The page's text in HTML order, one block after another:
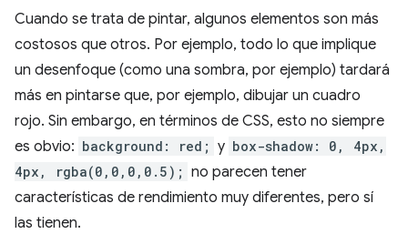
Cuando se trata de pintar, algunos elementos son más
costosos que otros. Por ejemplo, todo lo que implique
un desenfoque (como una sombra, por ejemplo) tardará
más en pintarse que, por ejemplo, dibujar un cuadro
rojo. Sin embargo, en términos de CSS, esto no siempre
es obvio: background: red; y box-shadow: 0, 4px,
4px, rgba(0,0,0,0.5); no parecen tener
características de rendimiento muy diferentes, pero sí
las tienen.